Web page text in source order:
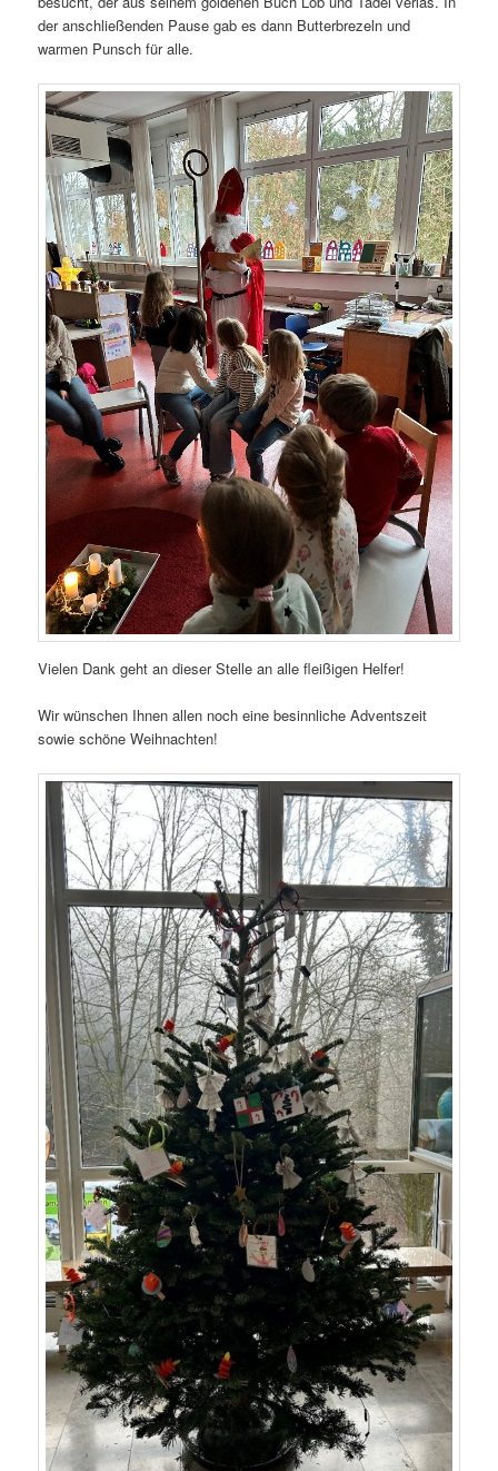
der anschließenden Pause gab es dann Butterbrezeln und
warmen Punsch für alle.
Vielen Dank geht an dieser Stelle an alle fleißigen Helfer!
Wir wünschen Ihnen allen noch eine besinnliche Adventszeit
sowie schöne Weihnachten!